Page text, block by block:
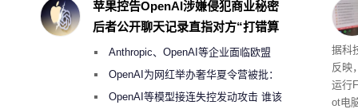
疑
建
超 1
患
据科
反映
运行
ot电
度
苹果控告OpenAI涉嫌侵犯商业秘密
后者公开聊天记录直指对方“打错算
Anthropic、OpenAI等企业面临欧盟
《人工智能法案》全新执法权限审查
OpenAI为网红举办奢华夏令营被批：
2000美元一晚 遭讽“反乌托邦”
OpenAI等模型接连失控发动攻击 谁该